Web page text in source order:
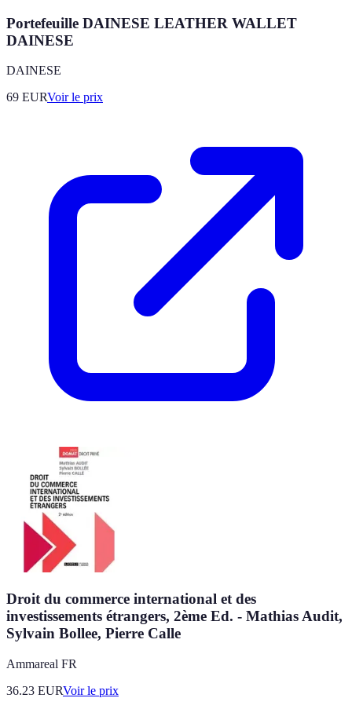
Portefeuille DAINESE LEATHER WALLET
DAINESE
DAINESE
69 EURVoir le prix
Droit du commerce international et des
investissements étrangers, 2ème Ed. - Mathias Audit,
Sylvain Bollee, Pierre Calle
Ammareal FR
36.23 EURVoir le prix